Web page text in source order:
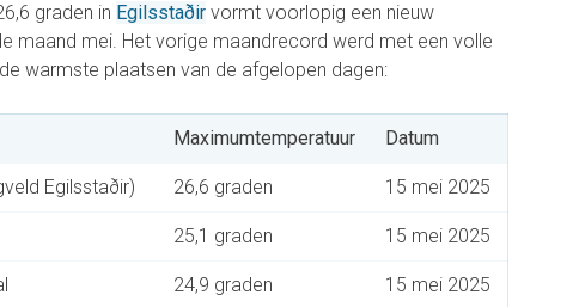
graden in Egilsstaðir vormt voorlopig een nieuw
maand mei. Het vorige maandrecord werd met een volle
warmste plaatsen van de afgelopen dagen:
Maximumtemperatuur Datum
Egilsstaðir) 26,6 graden 15 mei 2025
25,1 graden 15 mei 2025
24,9 graden 15 mei 2025